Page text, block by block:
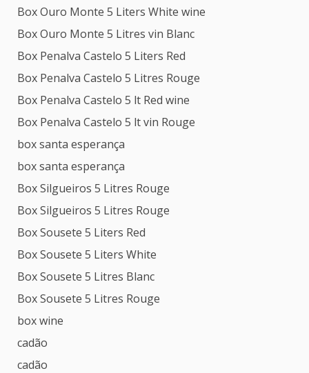
Box Ouro Monte 5 Liters White wine
Box Ouro Monte 5 Litres vin Blanc
Box Penalva Castelo 5 Liters Red
Box Penalva Castelo 5 Litres Rouge
Box Penalva Castelo 5 lt Red wine
Box Penalva Castelo 5 lt vin Rouge
box santa esperança
box santa esperança
Box Silgueiros 5 Litres Rouge
Box Silgueiros 5 Litres Rouge
Box Sousete 5 Liters Red
Box Sousete 5 Liters White
Box Sousete 5 Litres Blanc
Box Sousete 5 Litres Rouge
box wine
cadão
cadão